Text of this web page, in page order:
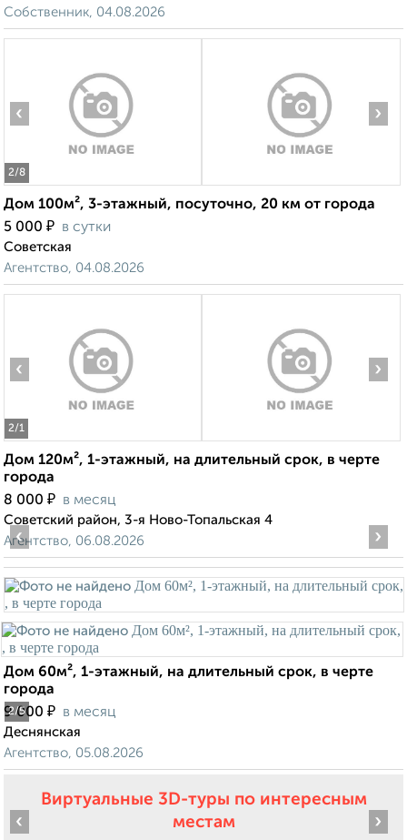
Собственник, 04.08.2026
2/8
‹ ›
Дом 100м², 3-этажный, посуточно, 20 км от города
5 000 ₽ в сутки
Советская
Агентство, 04.08.2026
2/1
‹ ›
Дом 120м², 1-этажный, на длительный срок, в черте
города
8 000 ₽ в месяц
Советский район, 3-я Ново-Топальская 4
Агентство, 06.08.2026
2/5
‹ ›
Дом 60м², 1-этажный, на длительный срок, в черте
города
9 000 ₽ в месяц
Деснянская
Агентство, 05.08.2026
Виртуальные 3D-туры по интересным
местам
‹ ›